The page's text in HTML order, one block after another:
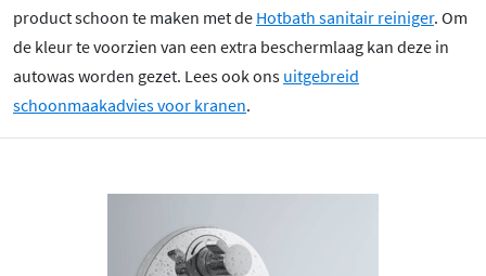
product schoon te maken met de Hotbath sanitair reiniger. Om
de kleur te voorzien van een extra beschermlaag kan deze in
autowas worden gezet. Lees ook ons uitgebreid
schoonmaakadvies voor kranen.